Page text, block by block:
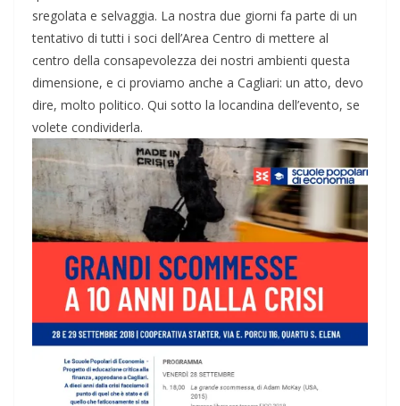
sregolata e selvaggia. La nostra due giorni fa parte di un
tentativo di tutti i soci dell’Area Centro di mettere al
centro della consapevolezza dei nostri ambienti questa
dimensione, e ci proviamo anche a Cagliari: un atto, devo
dire, molto politico. Qui sotto la locandina dell’evento, se
volete condividerla.